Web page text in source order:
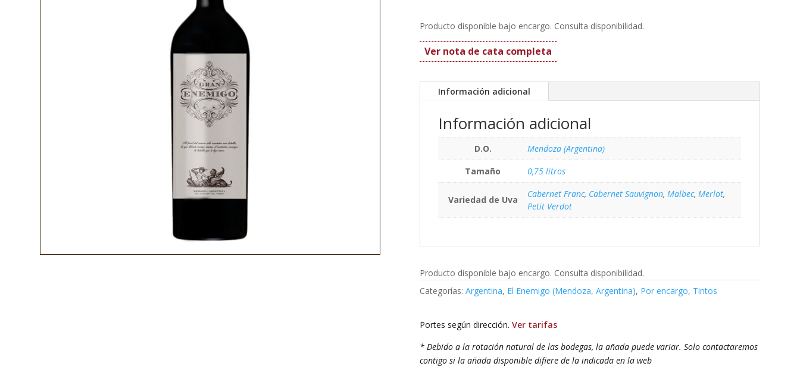
Producto disponible bajo encargo. Consulta disponibilidad.
Ver nota de cata completa
Información adicional
Información adicional
D.O.
Mendoza (Argentina)
Tamaño
0,75 litros
Variedad de Uva
Cabernet Franc, Cabernet Sauvignon,Malbec,Merlot,
Petit Verdot
Producto disponible bajo encargo. Consulta disponibilidad.
Categorías:Argentina, El Enemigo (Mendoza, Argentina), Por encargo, Tintos
Portes según dirección.Ver tarifas
* Debido a la rotación natural de las bodegas, la añada puede variar. Solo contactaremos
contigo si la añada disponible difiere de la indicada en la web